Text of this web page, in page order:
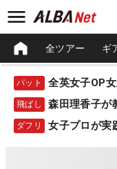
全ツアー ギ
パット 全英女子OP
飛ばし 森田理香子が
ダフリ 女子プロが実